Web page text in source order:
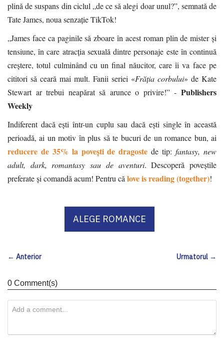
plină de suspans din ciclul „de ce să alegi doar unul?”, semnată de
Tate James, noua senzație TikTok!
„James face ca paginile să zboare în acest roman plin de mister și
tensiune, în care atracția sexuală dintre personaje este în continuă
creștere, totul culminând cu un final năucitor, care îi va face pe
cititori să ceară mai mult. Fanii seriei «Frăția corbului» de Kate
Stewart ar trebui neapărat să arunce o privire!” - Publishers
Weekly
Indiferent dacă ești într-un cuplu sau dacă ești single în această
perioadă, ai un motiv în plus să te bucuri de un romance bun, ai
reducere de 35% la povești de dragoste de tip:fantasy, new
adult, dark, romantasy sau de aventuri. Descoperă poveștile
preferate și comandă acum! Pentru că love is reading (together)!
ALEGE ROMANCE
← Anterior Urmatorul →
0 Comment(s)